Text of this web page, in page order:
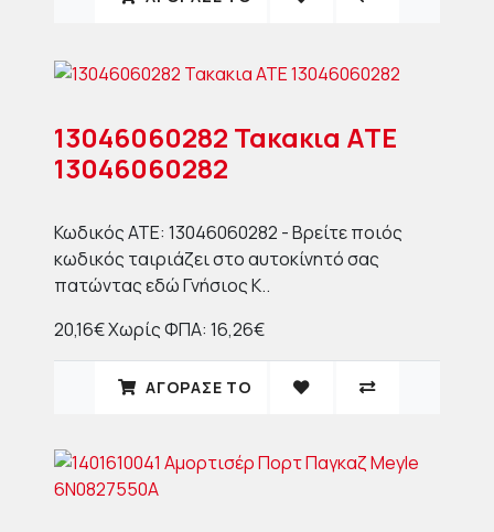
13046060282 Τακακια ΑΤΕ
13046060282
Κωδικός ΑΤΕ: 13046060282 - Βρείτε ποιός
κωδικός ταιριάζει στο αυτοκίνητό σας
πατώντας εδώ Γνήσιος Κ..
20,16€Χωρίς ΦΠΑ: 16,26€
ΑΓΟΡΑΣΈ ΤΟ